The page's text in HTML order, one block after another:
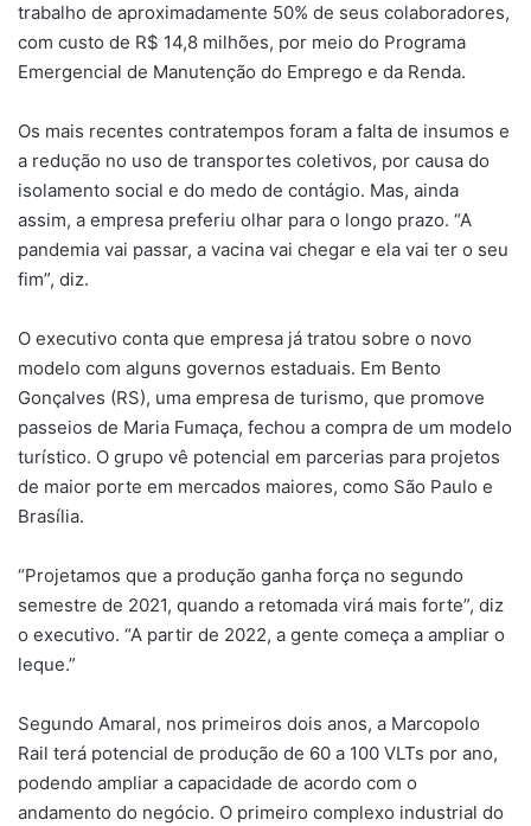
trabalho de aproximadamente 50% de seus colaboradores,
com custo de R$ 14,8 milhões, por meio do Programa
Emergencial de Manutenção do Emprego e da Renda.
Os mais recentes contratempos foram a falta de insumos e
a redução no uso de transportes coletivos, por causa do
isolamento social e do medo de contágio. Mas, ainda
assim, a empresa preferiu olhar para o longo prazo. “A
pandemia vai passar, a vacina vai chegar e ela vai ter o seu
fim”, diz.
O executivo conta que empresa já tratou sobre o novo
modelo com alguns governos estaduais. Em Bento
Gonçalves (RS), uma empresa de turismo, que promove
passeios de Maria Fumaça, fechou a compra de um modelo
turístico. O grupo vê potencial em parcerias para projetos
de maior porte em mercados maiores, como São Paulo e
Brasília.
“Projetamos que a produção ganha força no segundo
semestre de 2021, quando a retomada virá mais forte”, diz
o executivo. “A partir de 2022, a gente começa a ampliar o
leque.”
Segundo Amaral, nos primeiros dois anos, a Marcopolo
Rail terá potencial de produção de 60 a 100 VLTs por ano,
podendo ampliar a capacidade de acordo com o
andamento do negócio. O primeiro complexo industrial do